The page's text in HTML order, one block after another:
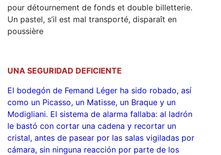
pour détournement de fonds et double billetterie.
Un pastel, s’il est mal transporté, disparaît en
poussière
UNA SEGURIDAD DEFICIENTE
El bodegón de Femand Léger ha sido robado, así
como un Picasso, un Matisse, un Braque y un
Modigliani. El sistema de alarma fallaba: al ladrón
le bastó con cortar una cadena y recortar un
cristal, antes de pasear por las salas vigiladas por
cámara, sin ninguna reacción por parte de los